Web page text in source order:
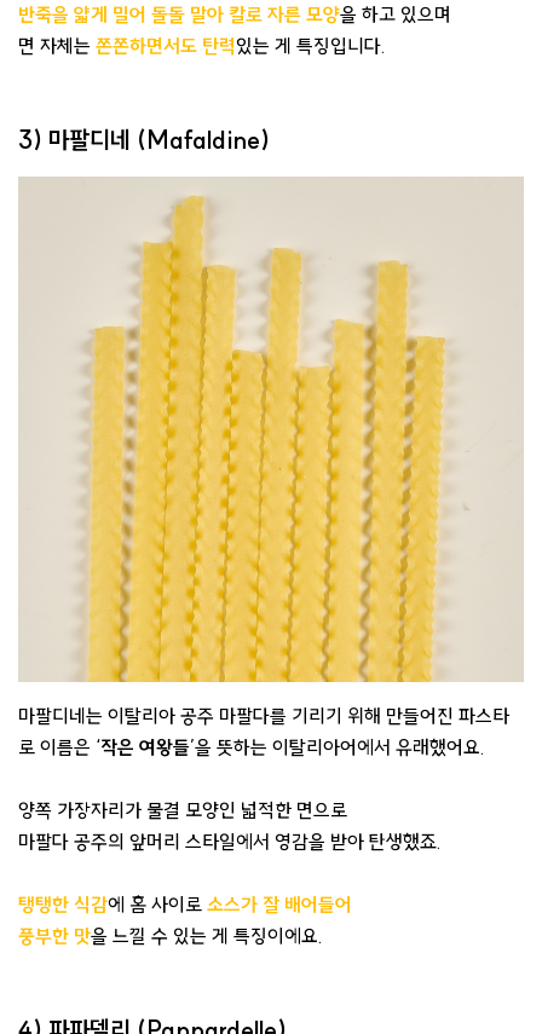
반죽을 얇게 밀어 돌돌 말아 칼로 자른 모양을 하고 있으며
면 자체는 쫀쫀하면서도 탄력있는 게 특징입니다.
3) 마팔디네 (Mafaldine)
마팔디네는 이탈리아 공주 마팔다를 기리기 위해 만들어진 파스타
로 이름은 ‘작은 여왕들’을 뜻하는 이탈리아어에서 유래했어요.
양쪽 가장자리가 물결 모양인 넓적한 면으로
마팔다 공주의 앞머리 스타일에서 영감을 받아 탄생했죠.
탱탱한 식감에 홈 사이로 소스가 잘 배어들어
풍부한 맛을 느낄 수 있는 게 특징이에요.